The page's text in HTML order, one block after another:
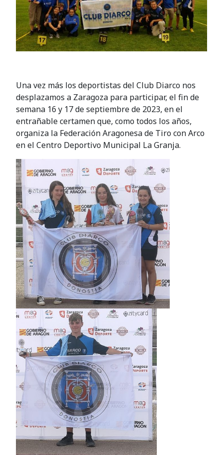
Una vez más los deportistas del Club Diarco nos
desplazamos a Zaragoza para participar, el fin de
semana 16 y 17 de septiembre de 2023, en el
entrañable certamen que, como todos los años,
organiza la Federación Aragonesa de Tiro con Arco
en el Centro Deportivo Municipal La Granja.